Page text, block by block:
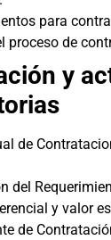
para
proceso de
y
de
del
y valor
de